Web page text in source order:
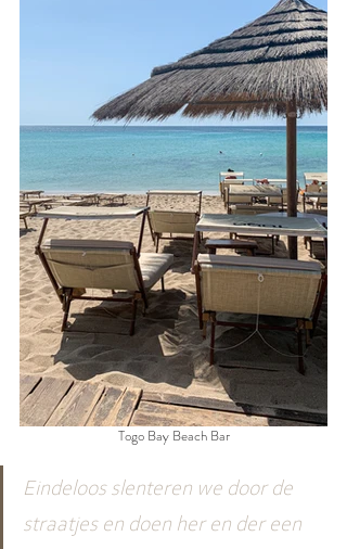
Togo Bay Beach Bar
Eindeloos slenteren we door de
straatjes en doen her en der een